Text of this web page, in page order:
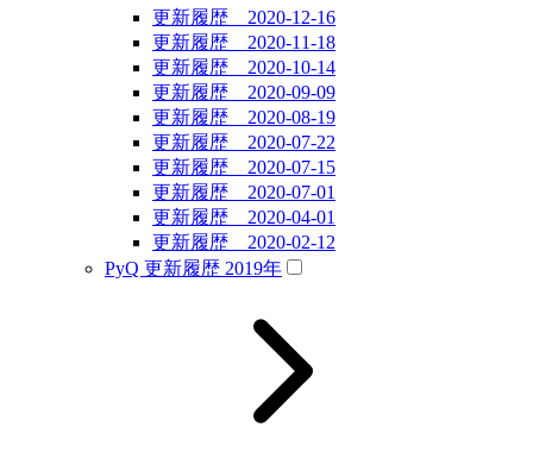
更新履歴 2020-12-16
更新履歴 2020-11-18
更新履歴 2020-10-14
更新履歴 2020-09-09
更新履歴 2020-08-19
更新履歴 2020-07-22
更新履歴 2020-07-15
更新履歴 2020-07-01
更新履歴 2020-04-01
更新履歴 2020-02-12
PyQ 更新履歴 2019年